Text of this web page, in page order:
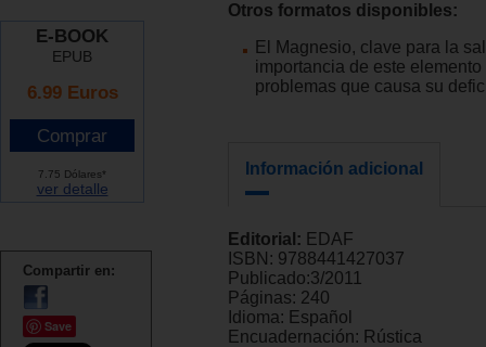
E-BOOK
EPUB
6.99 Euros
7.75 Dólares*
ver detalle
Compartir en:
Save
Otros formatos disponibles:
El Magnesio, clave para la
importancia de este elemento
problemas que causa su
Información adicional
Editorial: EDAF
ISBN: 9788441427037
Publicado:3/2011
Páginas: 240
Idioma: Español
Encuadernación: Rústica